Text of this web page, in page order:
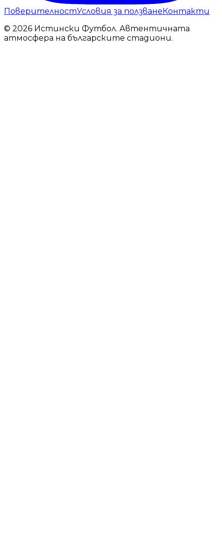
ПоверителностУсловия за ползванеКонтакти
© 2026 Истински Футбол. Автентичната
атмосфера на българските стадиони.